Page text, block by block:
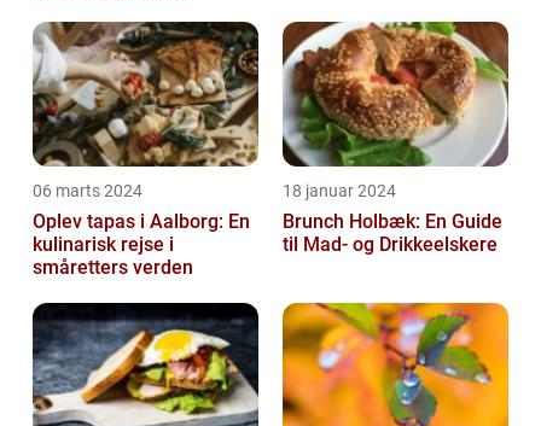
06 marts 2024
Oplev tapas i Aalborg: En
kulinarisk rejse i
småretters verden
18 januar 2024
Brunch Holbæk: En Guide
til Mad- og Drikkeelskere